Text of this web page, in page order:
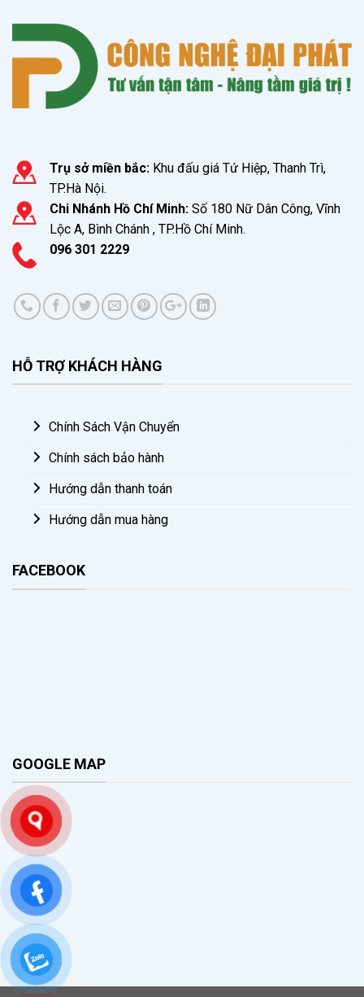
Trụ sở miền bắc: Khu đấu giá Tứ Hiệp, Thanh Trì,
TP.Hà Nội.
Chi Nhánh Hồ Chí Minh: Số 180 Nữ Dân Công, Vĩnh
Lộc A, Bình Chánh , TP.Hồ Chí Minh.
096 301 2229
HỖ TRỢ KHÁCH HÀNG
Chính Sách Vận Chuyển
Chính sách bảo hành
Hướng dẫn thanh toán
Hướng dẫn mua hàng
FACEBOOK
GOOGLE MAP